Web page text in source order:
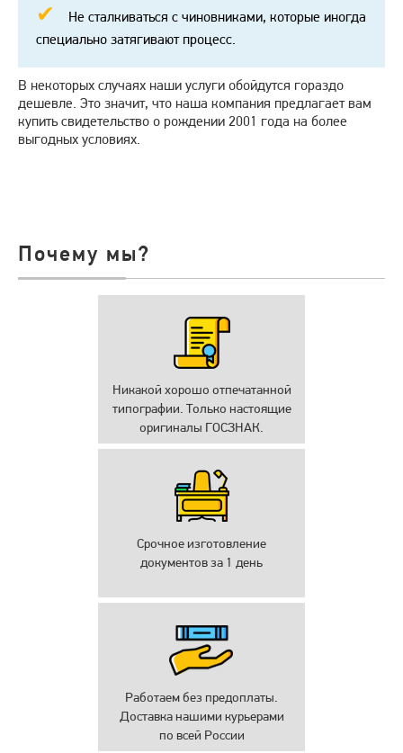
Не сталкиваться с чиновниками, которые иногда
специально затягивают процесс.
В некоторых случаях наши услуги обойдутся гораздо
дешевле. Это значит, что наша компания предлагает вам
купить свидетельство о рождении 2001 года на более
выгодных условиях.
Почему мы?
Никакой хорошо отпечатанной
типографии. Только настоящие
оригиналы ГОСЗНАК.
Срочное изготовление
документов за 1 день
Работаем без предоплаты.
Доставка нашими курьерами
по всей России